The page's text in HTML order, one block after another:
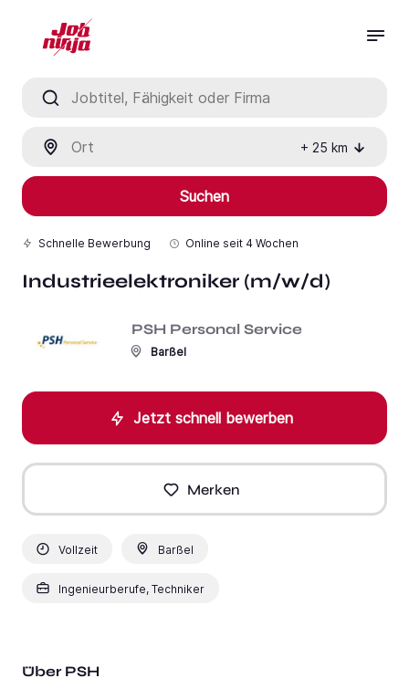
+ 25 km
Suchen
Schnelle Bewerbung Online seit 4 Wochen
Industrieelektroniker (m/w/d)
PSH Personal Service
Barßel
Jetzt schnell bewerben
Merken
Vollzeit Barßel
Ingenieurberufe, Techniker
Über PSH